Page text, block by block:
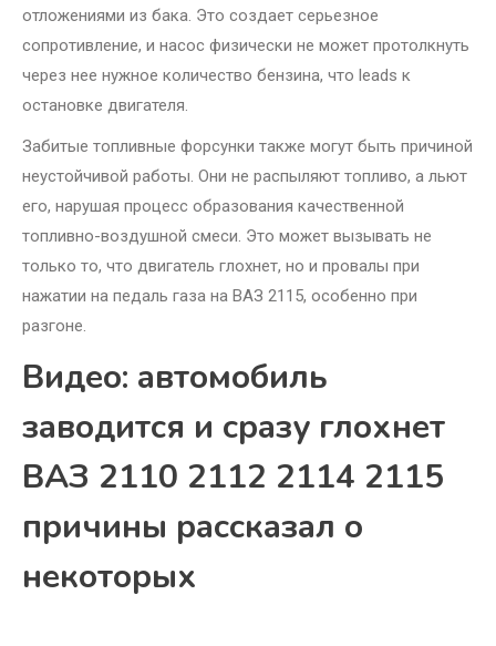
отложениями из бака. Это создает серьезное
сопротивление, и насос физически не может протолкнуть
через нее нужное количество бензина, что leads к
остановке двигателя.
Забитые топливные форсунки также могут быть причиной
неустойчивой работы. Они не распыляют топливо, а льют
его, нарушая процесс образования качественной
топливно-воздушной смеси. Это может вызывать не
только то, что двигатель глохнет, но и провалы при
нажатии на педаль газа на ВАЗ 2115, особенно при
разгоне.
Видео: автомобиль
заводится и сразу глохнет
ВАЗ 2110 2112 2114 2115
причины рассказал о
некоторых